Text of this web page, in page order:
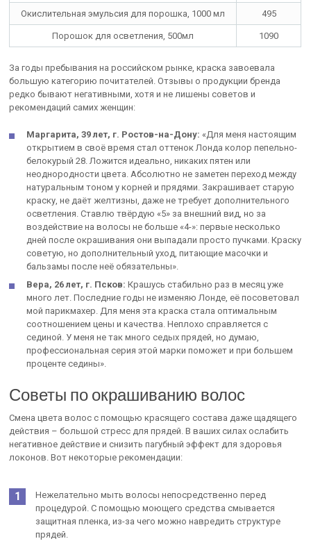
Окислительная эмульсия для порошка, 1000 мл 495
Порошок для осветления, 500мл 1090
За годы пребывания на российском рынке, краска завоевала
большую категорию почитателей. Отзывы о продукции бренда
редко бывают негативными, хотя и не лишены советов и
рекомендаций самих женщин:
Маргарита, 39 лет, г. Ростов-на-Дону: «Для меня настоящим
открытием в своё время стал оттенок Лонда колор пепельно-
белокурый 28. Ложится идеально, никаких пятен или
неоднородности цвета. Абсолютно не заметен переход между
натуральным тоном у корней и прядями. Закрашивает старую
краску, не даёт желтизны, даже не требует дополнительного
осветления. Ставлю твёрдую «5» за внешний вид, но за
воздействие на волосы не больше «4-»: первые несколько
дней после окрашивания они выпадали просто пучками. Краску
советую, но дополнительный уход, питающие масочки и
бальзамы после неё обязательны».
Вера, 26 лет, г. Псков: Крашусь стабильно раз в месяц уже
много лет. Последние годы не изменяю Лонде, её посоветовал
мой парикмахер. Для меня эта краска стала оптимальным
соотношением цены и качества. Неплохо справляется с
сединой. У меня не так много седых прядей, но думаю,
профессиональная серия этой марки поможет и при большем
проценте седины».
Советы по окрашиванию волос
Смена цвета волос с помощью красящего состава даже щадящего
действия – большой стресс для прядей. В ваших силах ослабить
негативное действие и снизить пагубный эффект для здоровья
локонов. Вот некоторые рекомендации:
Нежелательно мыть волосы непосредственно перед
процедурой. С помощью моющего средства смывается
защитная пленка, из-за чего можно навредить структуре
прядей.